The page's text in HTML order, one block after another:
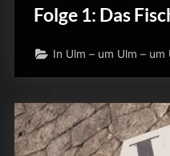
Folge 1: Das
In Ulm – um Ulm – um